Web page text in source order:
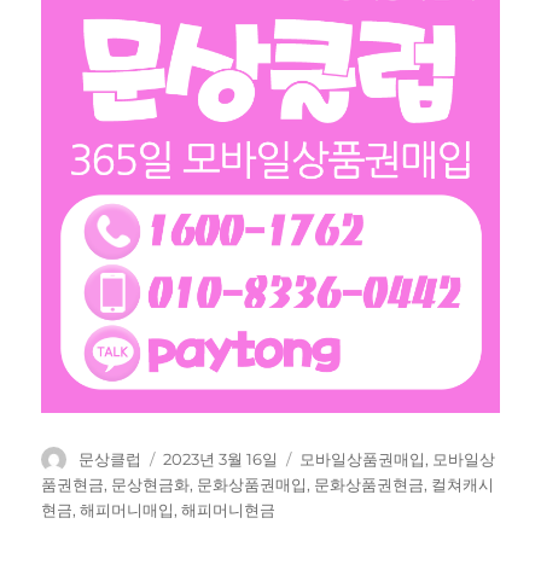
글
쓴
이
문상클럽
작
성
일
2023년 3월 16일
태
그
모바일상품권매입, 모바일상
품권현금, 문상현금화, 문화상품권매입, 문화상품권현금, 컬쳐캐시
현금,해피머니매입,해피머니현금